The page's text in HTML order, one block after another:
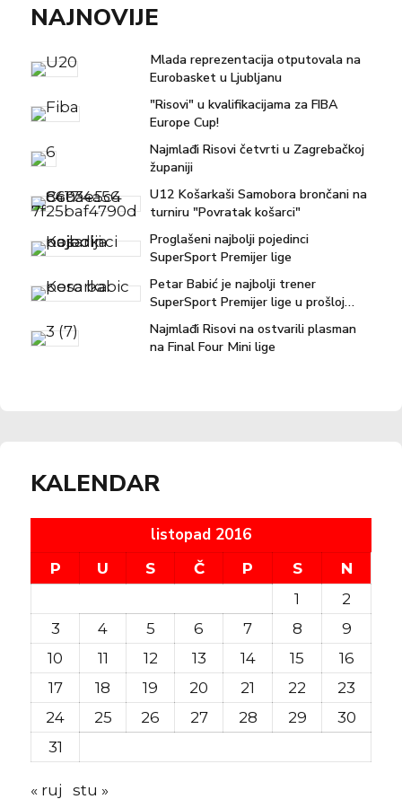
NAJNOVIJE
Mlada reprezentacija otputovala na
Eurobasket u Ljubljanu
"Risovi" u kvalifikacijama za FIBA
Europe Cup!
Najmlađi Risovi četvrti u Zagrebačkoj
županiji
U12 Košarkaši Samobora brončani na
turniru "Povratak košarci"
Proglašeni najbolji pojedinci
SuperSport Premijer lige
Petar Babić je najbolji trener
SuperSport Premijer lige u prošloj
sezoni!
Najmlađi Risovi na ostvarili plasman
na Final Four Mini lige
KALENDAR
listopad 2016
P U S Č P S
N
1
2
3
4 5 6 7 8
9
10
11 12 13 14 15
16
17
18 19 20 21 22
23
24
25 26 27 28 29
30
31
« ruj stu »